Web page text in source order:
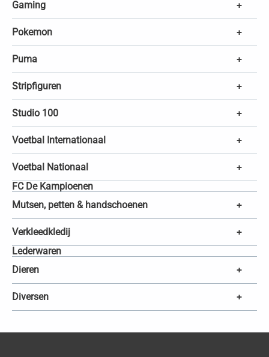
Gaming +
Pokemon +
Puma +
Stripfiguren +
Studio 100 +
Voetbal Internationaal +
Voetbal Nationaal +
FC De Kampioenen
Mutsen, petten & handschoenen
+
Verkleedkledij +
Lederwaren
Dieren
+
Diversen +